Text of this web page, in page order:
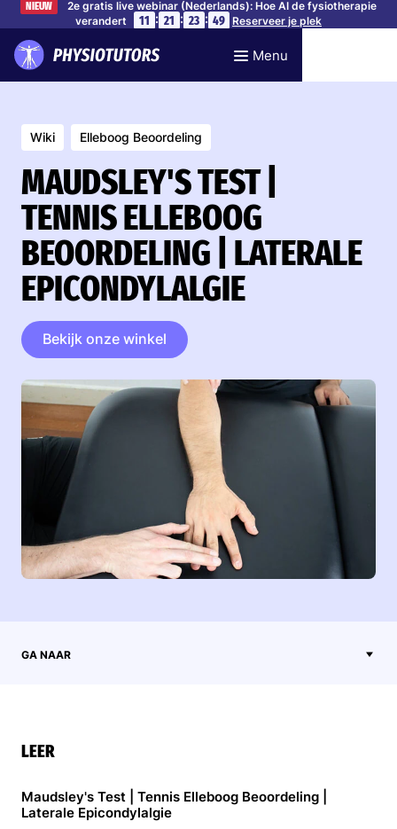
NIEUW
2e gratis live webinar (Nederlands): Hoe AI de fysiotherapie
verandert
11 : 21 : 23 : 49 Reserveer je plek
Menu
Wiki Elleboog Beoordeling
MAUDSLEY'S TEST |
TENNIS ELLEBOOG
BEOORDELING | LATERALE
EPICONDYLALGIE
Bekijk onze winkel
GA NAAR
LEER
Maudsley's Test | Tennis Elleboog Beoordeling |
Laterale Epicondylalgie